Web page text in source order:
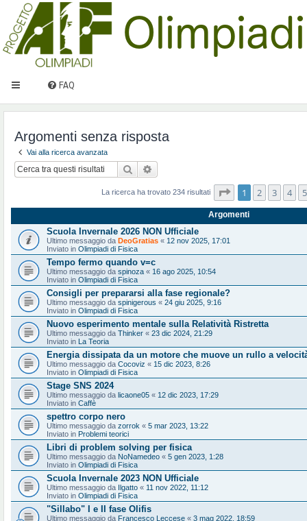
FAQ
Argomenti senza risposta
Vai alla ricerca avanzata
Cerca
La ricerca ha trovato 234 risultati Pagina1 di10
1 2 3 4 5
Argomenti
Scuola Invernale 2026 NON Ufficiale
Ultimo messaggio da DeoGratias « 12 nov 2025, 17:01
Inviato in Olimpiadi di Fisica
Tempo fermo quando v=c
Ultimo messaggio da spinoza « 16 ago 2025, 10:54
Inviato in Olimpiadi di Fisica
Consigli per prepararsi alla fase regionale?
Ultimo messaggio da spinigerous « 24 giu 2025, 9:16
Inviato in Olimpiadi di Fisica
Nuovo esperimento mentale sulla Relatività Ristretta
Ultimo messaggio da Thinker « 23 dic 2024, 21:29
Inviato in La Teoria
Energia dissipata da un motore che muove un rullo a
Ultimo messaggio da Cocoviz « 15 dic 2023, 8:26
Inviato in Olimpiadi di Fisica
Stage SNS 2024
Ultimo messaggio da licaone05 « 12 dic 2023, 17:29
Inviato in Caffè
spettro corpo nero
Ultimo messaggio da zorrok « 5 mar 2023, 13:22
Inviato in Problemi teorici
Libri di problem solving per fisica
Ultimo messaggio da NoNamedeo « 5 gen 2023, 1:28
Inviato in Olimpiadi di Fisica
Scuola Invernale 2023 NON Ufficiale
Ultimo messaggio da Ilgatto « 11 nov 2022, 11:12
Inviato in Olimpiadi di Fisica
"Sillabo" I e II fase Olifis
Ultimo messaggio da Francesco Leccese « 3 mag 2022, 18:59